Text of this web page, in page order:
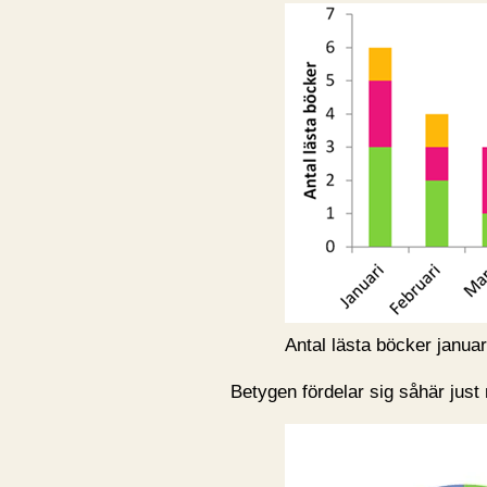
Antal lästa böcker
Betygen fördelar sig såhär just